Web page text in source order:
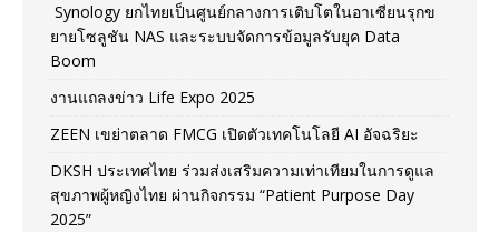
Synology ยกไทยเป็นศูนย์กลางการเติบโตในอาเซียนรุกข
ยายโซลูชัน NAS และระบบจัดการข้อมูลรับยุค Data
Boom
งานแถลงข่าว Life Expo 2025
ZEEN เขย่าตลาด FMCG เปิดตัวเทคโนโลยี AI อัจฉริยะ
DKSH ประเทศไทย ร่วมส่งเสริมความเท่าเทียมในการดูแล
สุขภาพผู้หญิงไทย ผ่านกิจกรรม “Patient Purpose Day
2025”